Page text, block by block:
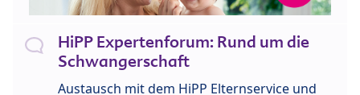
HiPP Expertenforum: Rund um die
Schwangerschaft
Austausch mit dem HiPP Elternservice und